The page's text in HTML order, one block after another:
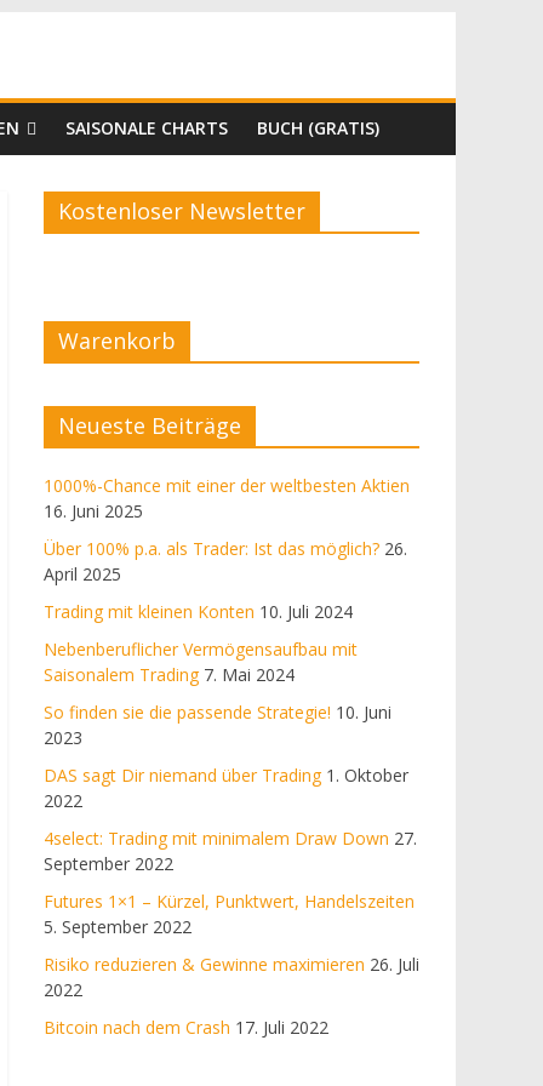
SAISONALE CHARTS BUCH (GRATIS)
Kostenloser Newsletter
Warenkorb
Neueste Beiträge
1000%-Chance mit einer der weltbesten Aktien
16. Juni 2025
Über 100% p.a. als Trader: Ist das möglich? 26.
April 2025
Trading mit kleinen Konten 10. Juli 2024
Nebenberuflicher Vermögensaufbau mit
Saisonalem Trading 7. Mai 2024
So finden sie die passende Strategie! 10. Juni
2023
DAS sagt Dir niemand über Trading 1. Oktober
2022
4select: Trading mit minimalem Draw Down 27.
September 2022
Futures 1×1 – Kürzel, Punktwert, Handelszeiten
5. September 2022
Risiko reduzieren & Gewinne maximieren 26. Juli
2022
Bitcoin nach dem Crash 17. Juli 2022